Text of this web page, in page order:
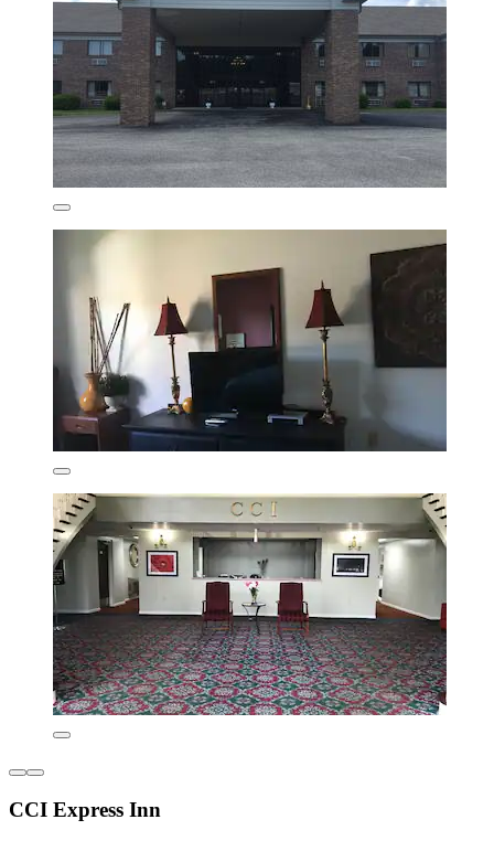
CCI Express Inn